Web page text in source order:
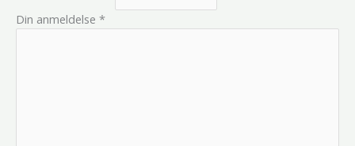
Din anmeldelse *